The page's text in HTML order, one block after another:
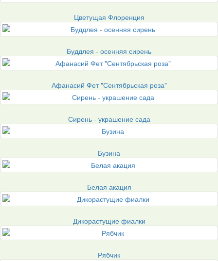
Цветущая Флоренция
Буддлея - осенняя сирень
Афанасий Фет "Сентябрьская роза"
Сирень - украшение сада
Бузина
Белая акация
Дикорастущие фиалки
Рябчик